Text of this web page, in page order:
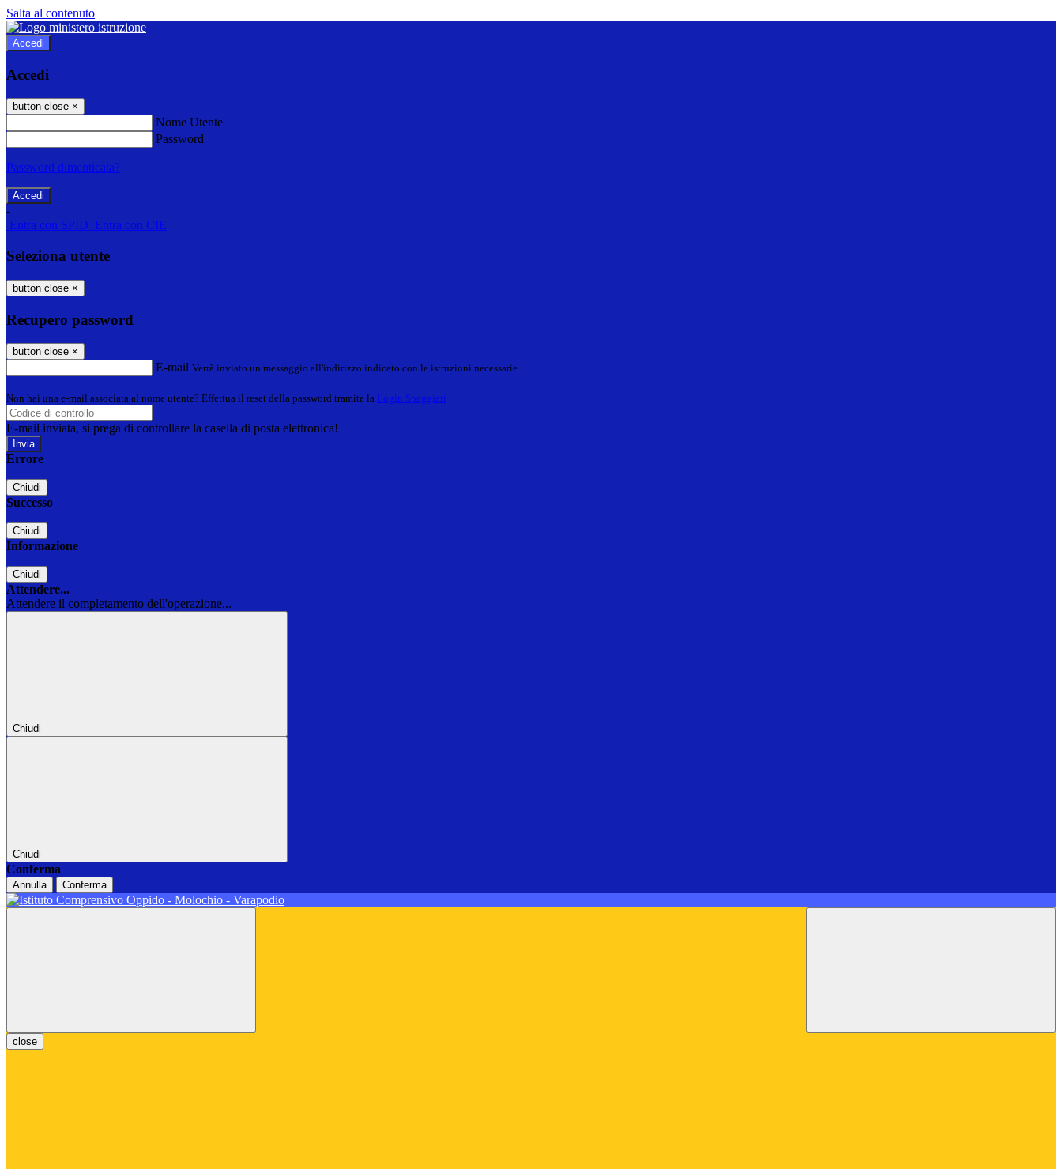
Salta al contenuto
Accedi
Accedi
button close ×
Nome Utente
Password
Password dimenticata?
-
Entra con SPID Entra con CIE
Seleziona utente
button close ×
Recupero password
button close ×
E-mail Verrà inviato un messaggio all'indirizzo indicato con le istruzioni necessarie.
Non hai una e-mail associata al nome utente? Effettua il reset della password tramite la Login Spaggiari
E-mail inviata, si prega di controllare la casella di posta elettronica!
Errore
Chiudi
Successo
Chiudi
Informazione
Chiudi
Attendere...
Attendere il completamento dell'operazione...
Chiudi
Chiudi
Conferma
Annulla Conferma
close